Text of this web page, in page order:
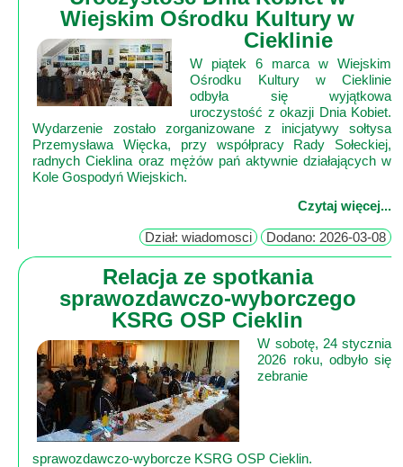
Wiejskim Ośrodku Kultury w
Cieklinie
W piątek 6 marca w Wiejskim
Ośrodku Kultury w Cieklinie
odbyła się wyjątkowa
uroczystość z okazji Dnia Kobiet.
Wydarzenie zostało zorganizowane z inicjatywy sołtysa
Przemysława Więcka, przy współpracy Rady Sołeckiej,
radnych Cieklina oraz mężów pań aktywnie działających w
Kole Gospodyń Wiejskich.
Czytaj więcej...
Dział: wiadomosci Dodano: 2026-03-08
Relacja ze spotkania
sprawozdawczo-wyborczego
KSRG OSP Cieklin
W sobotę, 24 stycznia
2026 roku, odbyło się
zebranie
sprawozdawczo‑wyborcze KSRG OSP Cieklin.